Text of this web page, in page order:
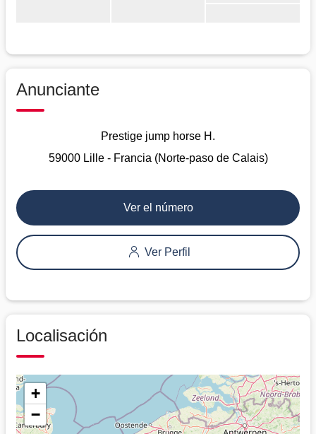
Anunciante
Prestige jump horse H.
59000 Lille - Francia (Norte-paso de Calais)
Ver el número
Ver Perfil
Localisación
+
−